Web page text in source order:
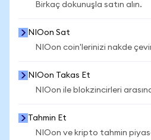
Birkaç dokunuşla satın alın.
NIOon Sat
NIOon coin'lerinizi nakde
NIOon Takas Et
NIOon ile blokzincirleri
Tahmin Et
NIOon ve kripto tahmin